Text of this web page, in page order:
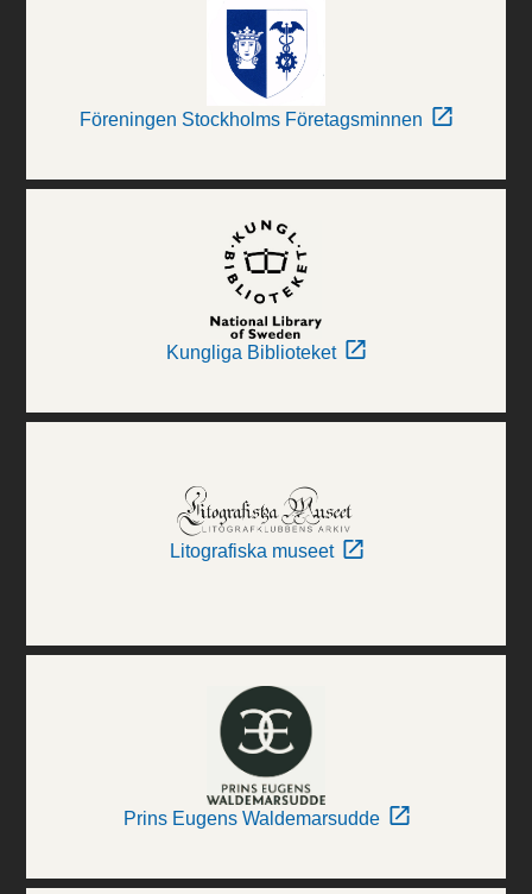
Föreningen Stockholms Företagsminnen
Kungliga Biblioteket
Litografiska museet
Prins Eugens Waldemarsudde